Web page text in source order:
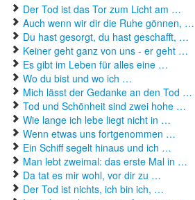
Der Tod ist das Tor zum Licht am …
Auch wenn wir dir die Ruhe gönnen, …
Du hast gesorgt, du hast geschafft, …
Keiner geht ganz von uns - er geht …
Es gibt im Leben für alles eine …
Wo du bist und wo ich …
Mich lässt der Gedanke an den Tod …
Tod und Schönheit sind zwei hohe …
Wie lange ich lebe liegt nicht in …
Wenn etwas uns fortgenommen …
Ein Schiff segelt hinaus und ich …
Man lebt zweimal: das erste Mal in …
Da tat es mir wohl, vor dir zu …
Der Tod ist nichts, ich bin ich, …